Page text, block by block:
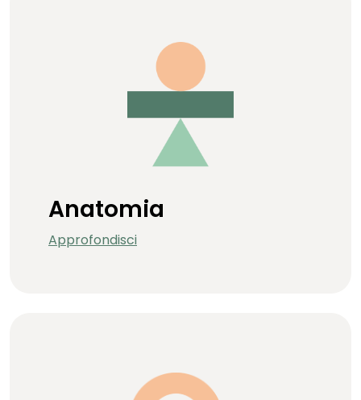
Anatomia
Approfondisci